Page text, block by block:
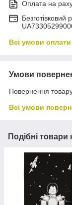
Оплата на
Безготівковий
Всі умови оплати
Умови
Повернення
Всі умови
Подібні товари